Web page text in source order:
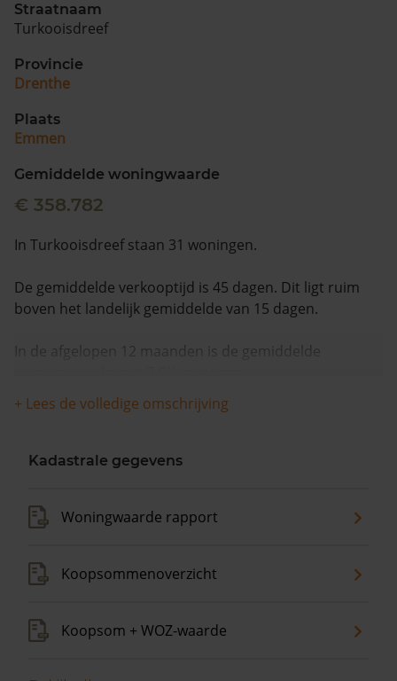
Straatnaam
Turkooisdreef
Provincie
Drenthe
Plaats
Emmen
Gemiddelde woningwaarde
€ 358.782
In Turkooisdreef staan 31 woningen.
De gemiddelde verkooptijd is 45 dagen. Dit ligt ruim
boven het landelijk gemiddelde van 15 dagen.
In de afgelopen 12 maanden is de gemiddelde
+ Lees de volledige omschrijving
Kadastrale gegevens
Woningwaarde rapport
Koopsommenoverzicht
Koopsom + WOZ-waarde